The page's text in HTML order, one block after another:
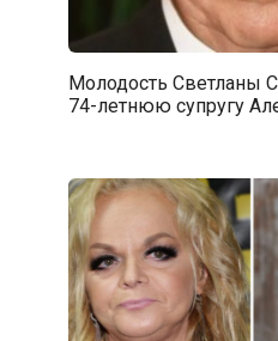
Молодость Светланы
74-летнюю супругу